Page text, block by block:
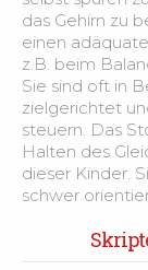
Ernährung im
Schluckphasen
Dysphagie
Dysphagie-
Stress und
das Gehirn zu
einen
z.B. beim
Sie sind oft in
zielgerichtet
steuern. Das
Halten des
dieser Kinder.
schwer